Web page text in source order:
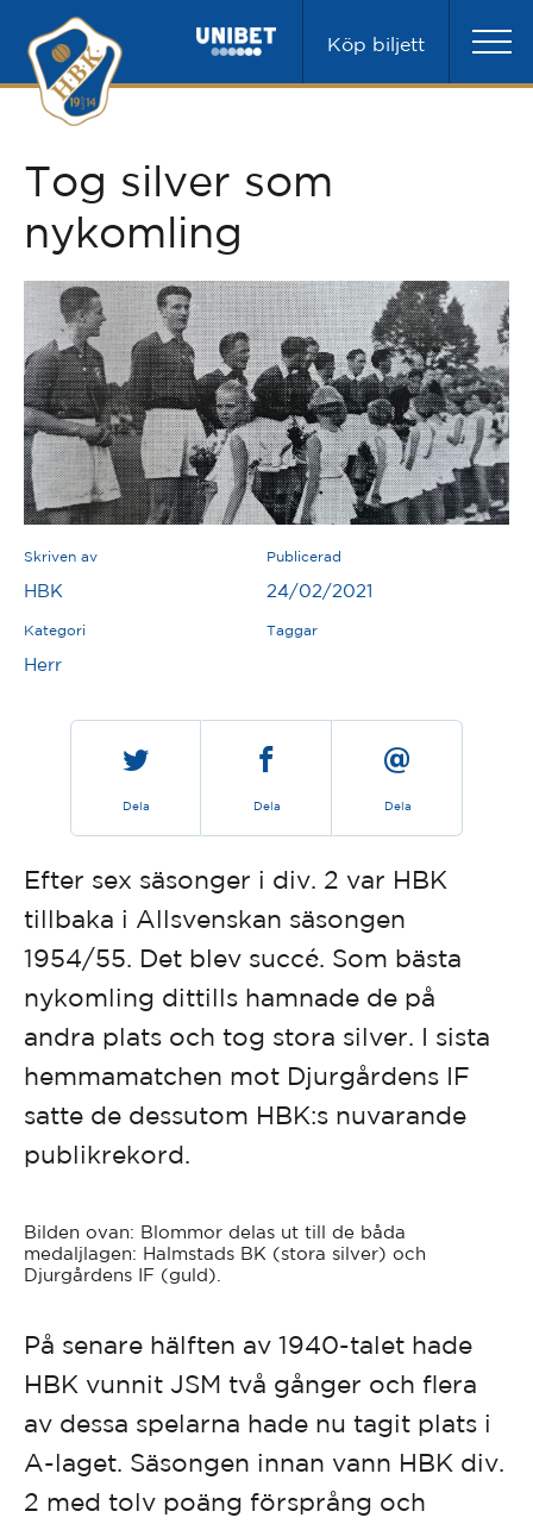
Köp biljett
Tog silver som
nykomling
Skriven av
HBK
Publicerad
24/02/2021
Kategori
Herr
Taggar
Dela Dela Dela
Efter sex säsonger i div. 2 var HBK
tillbaka i Allsvenskan säsongen
1954/55. Det blev succé. Som bästa
nykomling dittills hamnade de på
andra plats och tog stora silver. I sista
hemmamatchen mot Djurgårdens IF
satte de dessutom HBK:s nuvarande
publikrekord.
Bilden ovan: Blommor delas ut till de båda
medaljlagen: Halmstads BK (stora silver) och
Djurgårdens IF (guld).
På senare hälften av 1940-talet hade
HBK vunnit JSM två gånger och flera
av dessa spelarna hade nu tagit plats i
A-laget. Säsongen innan vann HBK div.
2 med tolv poäng försprång och